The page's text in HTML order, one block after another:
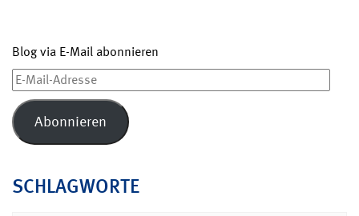
Blog via E-Mail abonnieren
E-
Mail-
Adresse
Abonnieren
SCHLAGWORTE